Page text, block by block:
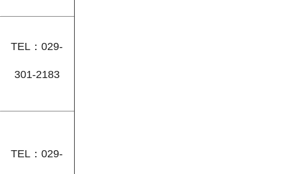
TEL：029-
301-2183
TEL：029-